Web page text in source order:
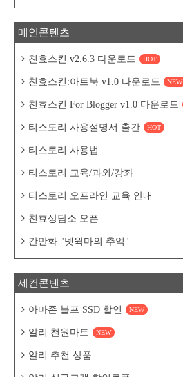
메인콘텐츠
친효스킨 v2.6.3 다운로드 HOT
친효스킨:아트북 v1.0 다운로드 NEW
친효스킨 For Blogger v1.0 다운로드
티스토리 사용설명서 출간 HOT
티스토리 사용법
티스토리 교육/과외/강좌
티스토리 오프라인 교육 안내
친효상담소 오픈
칸만화 "넷웍마의 추억"
세컨콘텐츠
아마존 블프 SSD 할인 NEW
알리 천원마트 NEW
알리 추천 상품